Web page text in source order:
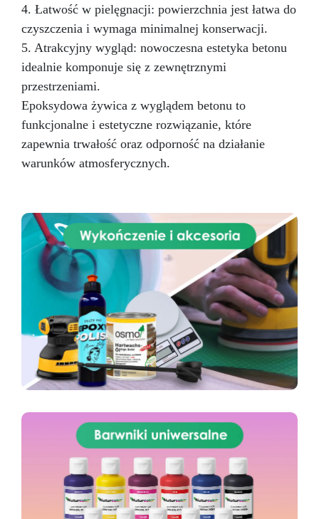
4. Łatwość w pielęgnacji: powierzchnia jest łatwa do
czyszczenia i wymaga minimalnej konserwacji.
5. Atrakcyjny wygląd: nowoczesna estetyka betonu
idealnie komponuje się z zewnętrznymi
przestrzeniami.
Epoksydowa żywica z wyglądem betonu to
funkcjonalne i estetyczne rozwiązanie, które
zapewnia trwałość oraz odporność na działanie
warunków atmosferycznych.